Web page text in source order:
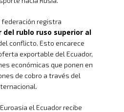
federación registra
del rublo ruso superior al
conflicto. Esto encarece
exportable del Ecuador,
económicas que ponen en
de cobro a través del
el Ecuador recibe